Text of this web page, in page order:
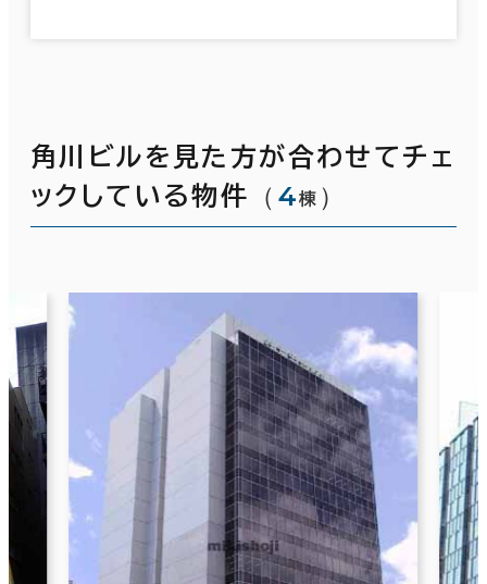
角川ビルを見た方が合わせてチェ
ックしている物件
（ 4棟 ）